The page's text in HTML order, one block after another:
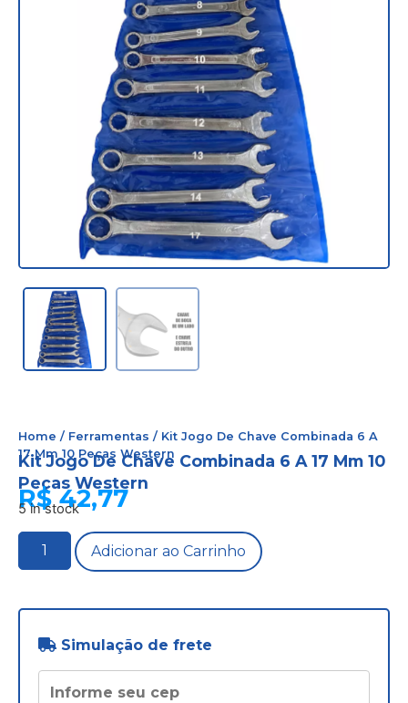
Home / Ferramentas / Kit Jogo De Chave Combinada 6 A
17 Mm 10 Peças Western
Kit Jogo De Chave Combinada 6 A 17 Mm 10
Peças Western
R$42,77
5 in stock
Adicionar ao Carrinho
Simulação de frete